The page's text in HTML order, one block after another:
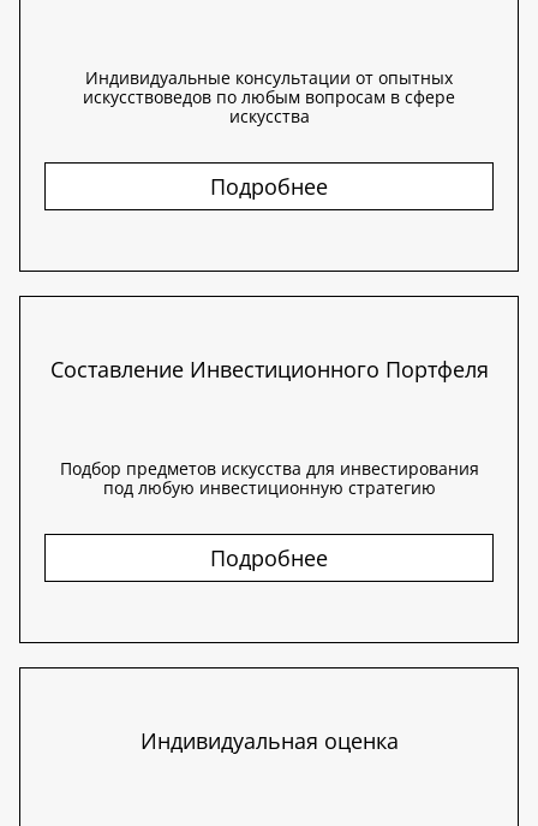
Индивидуальные консультации от опытных
искусствоведов по любым вопросам в сфере
искусства
Подробнее
Составление Инвестиционного Портфеля
Подбор предметов искусства для инвестирования
под любую инвестиционную стратегию
Подробнее
Индивидуальная оценка